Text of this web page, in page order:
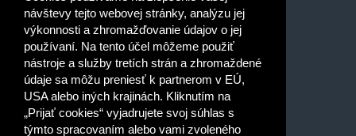
návštevy tejto webovej stránky, analýzu jej
výkonnosti a zhromažďovanie údajov o jej
používaní. Na tento účel môžeme použiť
nástroje a služby tretích strán a zhromaždené
údaje sa môžu preniesť k partnerom v EÚ,
USA alebo iných krajinách. Kliknutím na
„Prijať cookies“ vyjadrujete svoj súhlas s
týmto spracovaním alebo vami zvoleného
Gymnáziá
Stredné odborné školy
Špeciálne základné školy
Základné školy
Prečítal(a) som si a súhlasím s
Ochrana osobných údajov